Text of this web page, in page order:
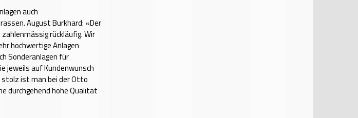
auch
August Burkhard: «Der
rückläufig. Wir
hochwertige Anlagen
Sonderanlagen für
jeweils auf Kundenwunsch
stolz ist man bei der Otto
durchgehend hohe Qualität